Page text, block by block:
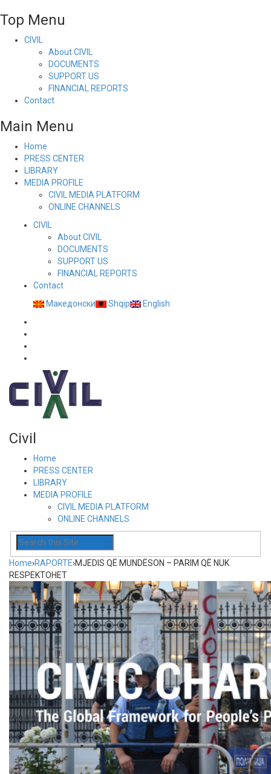
Top Menu
CIVIL
About CIVIL
DOCUMENTS
SUPPORT US
FINANCIAL REPORTS
Contact
Main Menu
Home
PRESS CENTER
LIBRARY
MEDIA PROFILE
CIVIL MEDIA PLATFORM
ONLINE CHANNELS
CIVIL
About CIVIL
DOCUMENTS
SUPPORT US
FINANCIAL REPORTS
Contact
Македонски
Shqip English
Civil
Home
PRESS CENTER
LIBRARY
MEDIA PROFILE
CIVIL MEDIA PLATFORM
ONLINE CHANNELS
Home›RAPORTE›MJEDIS QË MUNDËSON – PARIM QË NUK
RESPEKTOHET